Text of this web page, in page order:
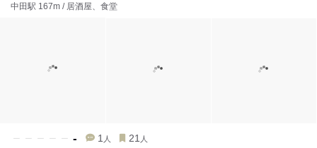
中田駅 167m / 居酒屋、食堂
- 1 人 21 人